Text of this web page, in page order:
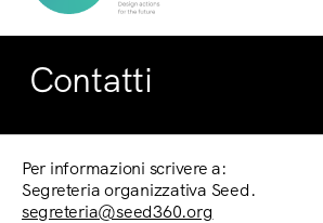
Contatti
Per informazioni scrivere a:
Segreteria organizzativa Seed.
segreteria@seed360.org